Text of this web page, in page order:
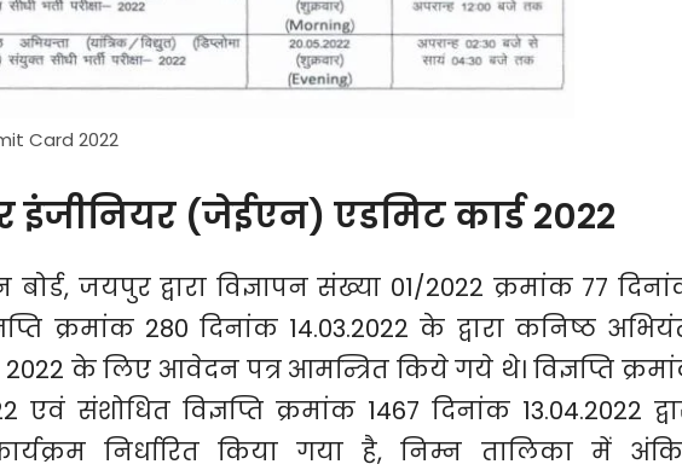
Card 2022
इंजीनियर (जेईएन) एडमिट कार्ड 2022
जयपुर द्वारा विज्ञापन संख्या 01/2022 क्रमांक 77
क्रमांक 280 दिनांक 14.03.2022 के द्वारा कनिष्ठ
2022 के लिए आवेदन पत्र आमन्त्रित किये गये थे। विज्ञप्ति
एवं संशोधित विज्ञप्ति क्रमांक 1467 दिनांक 13.04.2022
निर्धारित किया गया है, निम्न तालिका में